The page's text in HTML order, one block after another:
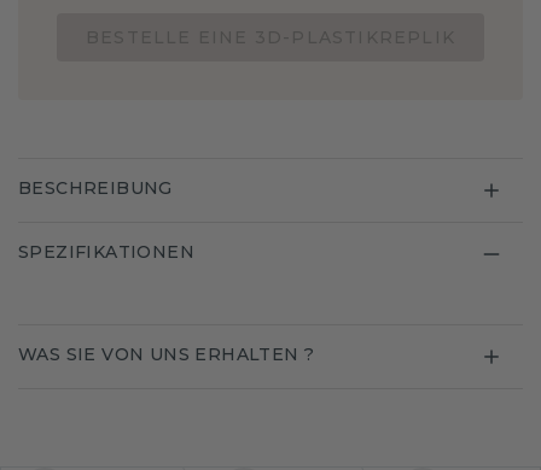
BESCHREIBUNG
SPEZIFIKATIONEN
WAS SIE VON UNS ERHALTEN ?